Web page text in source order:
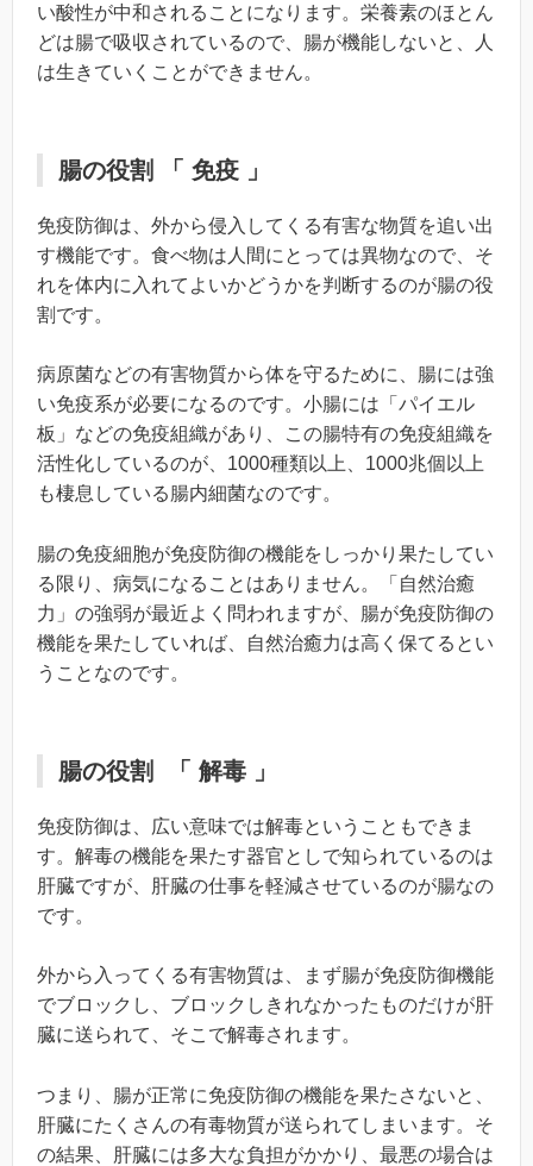
い酸性が中和されることになります。栄養素のほとん
どは腸で吸収されているので、腸が機能しないと、人
は生きていくことができません。
腸の役割 「 免疫 」
免疫防御は、外から侵入してくる有害な物質を追い出
す機能です。食べ物は人間にとっては異物なので、そ
れを体内に入れてよいかどうかを判断するのが腸の役
割です。
病原菌などの有害物質から体を守るために、腸には強
い免疫系が必要になるのです。小腸には「パイエル
板」などの免疫組織があり、この腸特有の免疫組織を
活性化しているのが、1000種類以上、1000兆個以上
も棲息している腸内細菌なのです。
腸の免疫細胞が免疫防御の機能をしっかり果たしてい
る限り、病気になることはありません。「自然治癒
力」の強弱が最近よく問われますが、腸が免疫防御の
機能を果たしていれば、自然治癒力は高く保てるとい
うことなのです。
腸の役割 「 解毒 」
免疫防御は、広い意味では解毒ということもできま
す。解毒の機能を果たす器官としで知られているのは
肝臓ですが、肝臓の仕事を軽減させているのが腸なの
です。
外から入ってくる有害物質は、まず腸が免疫防御機能
でブロックし、ブロックしきれなかったものだけが肝
臓に送られて、そこで解毒されます。
つまり、腸が正常に免疫防御の機能を果たさないと、
肝臓にたくさんの有毒物質が送られてしまいます。そ
の結果、肝臓には多大な負担がかかり、最悪の場合は